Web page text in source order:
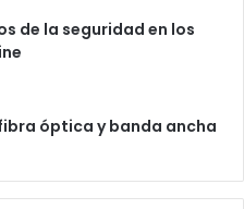
de la seguridad en los
óptica y banda ancha